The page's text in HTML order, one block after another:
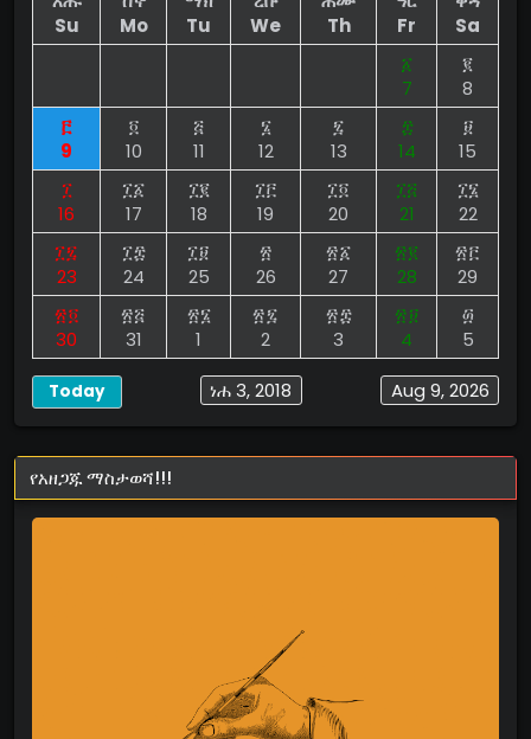
Su
Mo
Tu
We
Th
Fr
Sa
፩
7
፪
8
፫
9
፬
10
፭
11
፮
12
፯
13
፰
14
፱
15
፲
16
፲፩
17
፲፪
18
፲፫
19
፲፬
20
፲፭
21
፲፮
22
፲፯
23
፲፰
24
፲፱
25
፳
26
፳፩
27
፳፪
28
፳፫
29
፳፬
30
፳፭
31
፳፮
1
፳፯
2
፳፰
3
፳፱
4
፴
5
Aug 9, 2026
ነሐ 3, 2018
Today
የአዘጋጁ ማስታወሻ!!!